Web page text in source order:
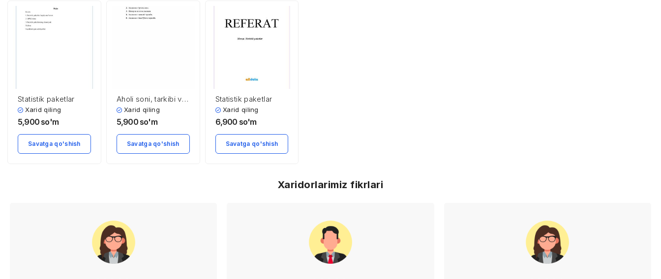
Statistik paketlar
Xarid qiling
5,900 so'm
Savatga qo'shish
Aholi soni, tarkibi va
joylashishi
statistikasi
Xarid qiling
5,900 so'm
Savatga qo'shish
Statistik paketlar
Xarid qiling
6,900 so'm
Savatga qo'shish
Xaridorlarimiz fikrlari